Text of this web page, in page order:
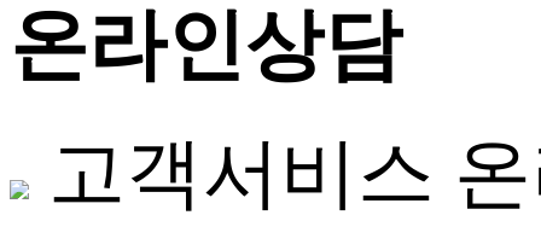
온라인상담
고객서비스